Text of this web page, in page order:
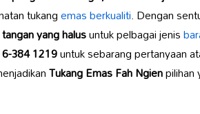
tukangemas berkualiti. Dengan
yang halusuntuk pelbagai jenis
384 1219untuk sebarang pertanyaan
Tukang Emas Fah Ngienpilihan